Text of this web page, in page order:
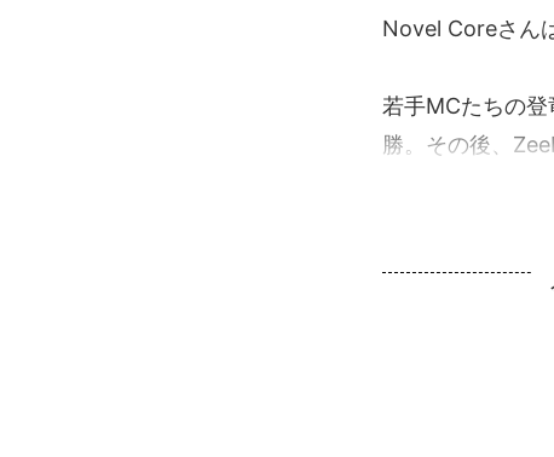
Novel Coreさん
若手MCたちの登
勝。その後、